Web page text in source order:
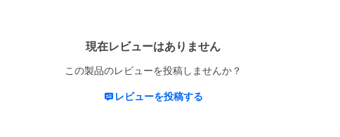
現在レビューはありません
この製品のレビューを投稿しませんか？
レビューを投稿する